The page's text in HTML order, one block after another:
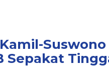
Sepakat